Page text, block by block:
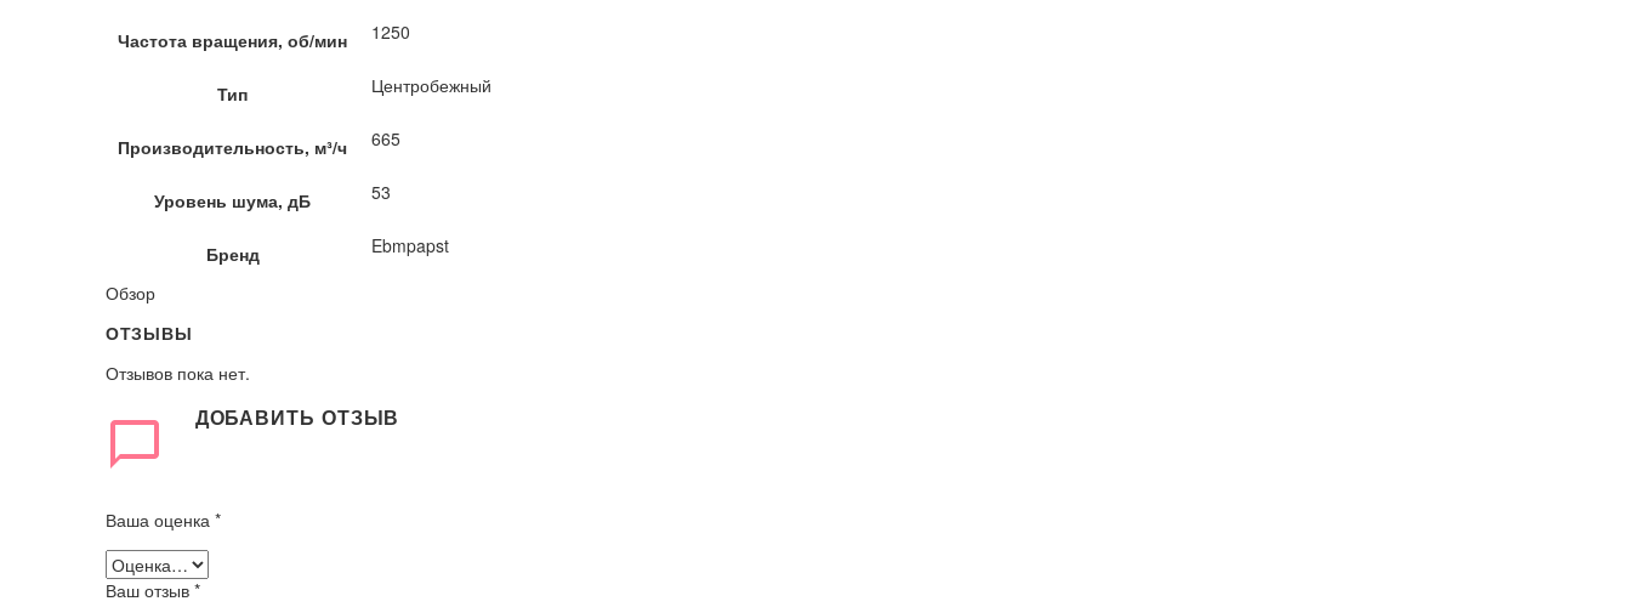
Частота вращения, об/мин 1250
Тип Центробежный
Производительность, м³/ч 665
Уровень шума, дБ 53
Бренд
Ebmpapst
Обзор
ОТЗЫВЫ
Отзывов пока нет.
ДОБАВИТЬ ОТЗЫВ
Ваша оценка *
Ваш отзыв *